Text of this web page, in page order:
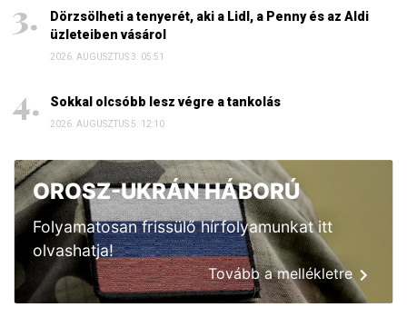
Dörzsölheti a tenyerét, aki a Lidl, a Penny és az Aldi
üzleteiben vásárol
2026. AUGUSZTUS 3. 05:51
Sokkal olcsóbb lesz végre a tankolás
2026. AUGUSZTUS 5. 12:10
OROSZ-UKRÁN HÁBORÚ
Folyamatosan frissülő hírfolyamunkat itt
olvashatja!
Tovább a mellékletre